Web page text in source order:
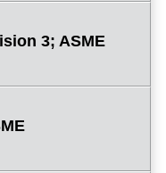
3; ASME